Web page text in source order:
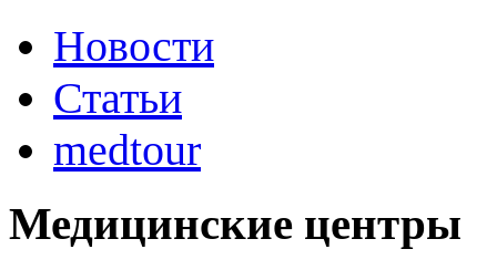
Новости
Статьи
medtour
Медицинские центры